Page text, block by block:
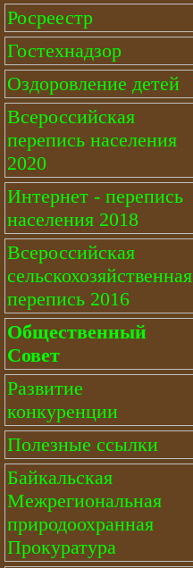
Росреестр
Гостехнадзор
Оздоровление детей
Всероссийская
перепись населения
2020
Интернет - перепись
населения 2018
Всероссийская
сельскохозяйственная
перепись 2016
Общественный
Совет
Развитие
конкуренции
Полезные ссылки
Байкальская
Межрегиональная
природоохранная
Прокуратура